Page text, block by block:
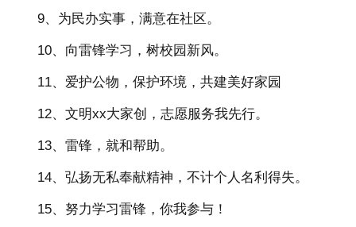
9、为民办实事，满意在社区。
10、向雷锋学习，树校园新风。
11、爱护公物，保护环境，共建美好家园
12、文明xx大家创，志愿服务我先行。
13、雷锋，就和帮助。
14、弘扬无私奉献精神，不计个人名利得失。
15、努力学习雷锋，你我参与！